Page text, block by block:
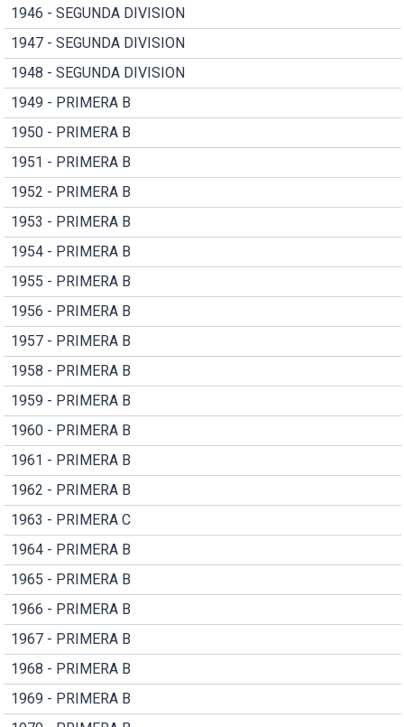
1946 - SEGUNDA DIVISION
1947 - SEGUNDA DIVISION
1948 - SEGUNDA DIVISION
1949 - PRIMERA B
1950 - PRIMERA B
1951 - PRIMERA B
1952 - PRIMERA B
1953 - PRIMERA B
1954 - PRIMERA B
1955 - PRIMERA B
1956 - PRIMERA B
1957 - PRIMERA B
1958 - PRIMERA B
1959 - PRIMERA B
1960 - PRIMERA B
1961 - PRIMERA B
1962 - PRIMERA B
1963 - PRIMERA C
1964 - PRIMERA B
1965 - PRIMERA B
1966 - PRIMERA B
1967 - PRIMERA B
1968 - PRIMERA B
1969 - PRIMERA B